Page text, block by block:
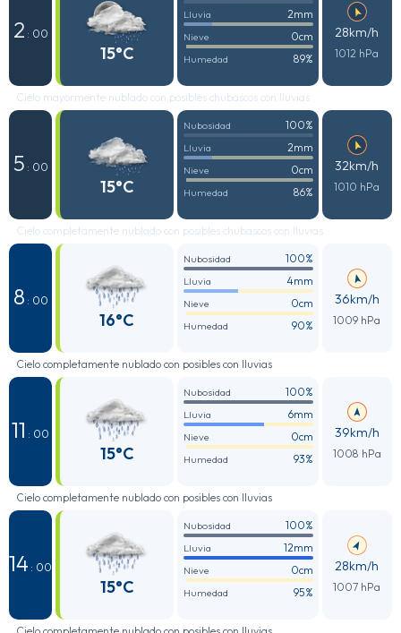
2 : 00
15°C
Lluvia 2mm
Nieve 0cm
Humedad 89%
28km/h
1012 hPa
Cielo mayormente nublado con posibles chubascos con lluvias
5 : 00
15°C
Nubosidad 100%
Lluvia 2mm
Nieve 0cm
Humedad 86%
32km/h
1010 hPa
Cielo completamente nublado con posibles chubascos con lluvias
8 : 00
16°C
Nubosidad 100%
Lluvia 4mm
Nieve 0cm
Humedad 90%
36km/h
1009 hPa
Cielo completamente nublado con posibles con lluvias
11 : 00
15°C
Nubosidad 100%
Lluvia 6mm
Nieve 0cm
Humedad 93%
39km/h
1008 hPa
Cielo completamente nublado con posibles con lluvias
14 : 00
15°C
Nubosidad 100%
Lluvia 12mm
Nieve 0cm
Humedad 95%
28km/h
1007 hPa